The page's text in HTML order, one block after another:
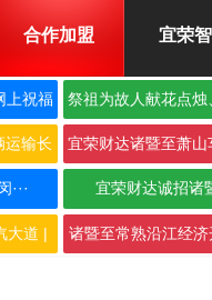
合作加盟 宜荣
上祝福 祭祖为故人献花点
运输长 宜荣财达诸暨至萧
宜荣财达诚招诸
大道 | 诸暨至常熟沿江经